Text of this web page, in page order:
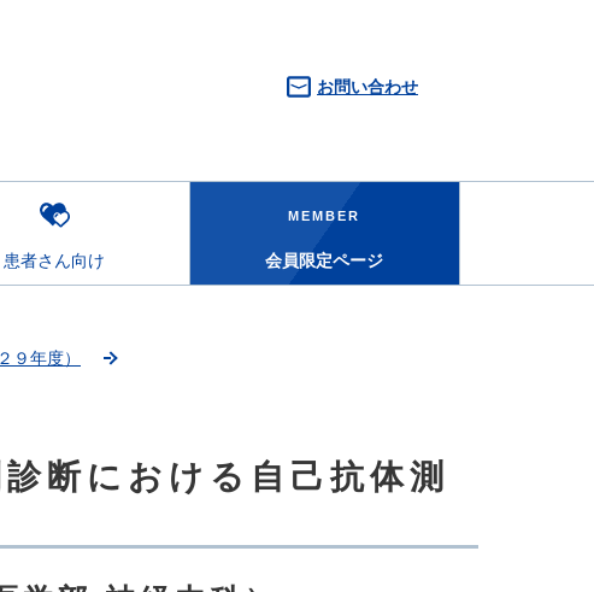
お問い合わせ
患者さん向け
MEMBER
会員限定ページ
９年度）
断における自己抗体測